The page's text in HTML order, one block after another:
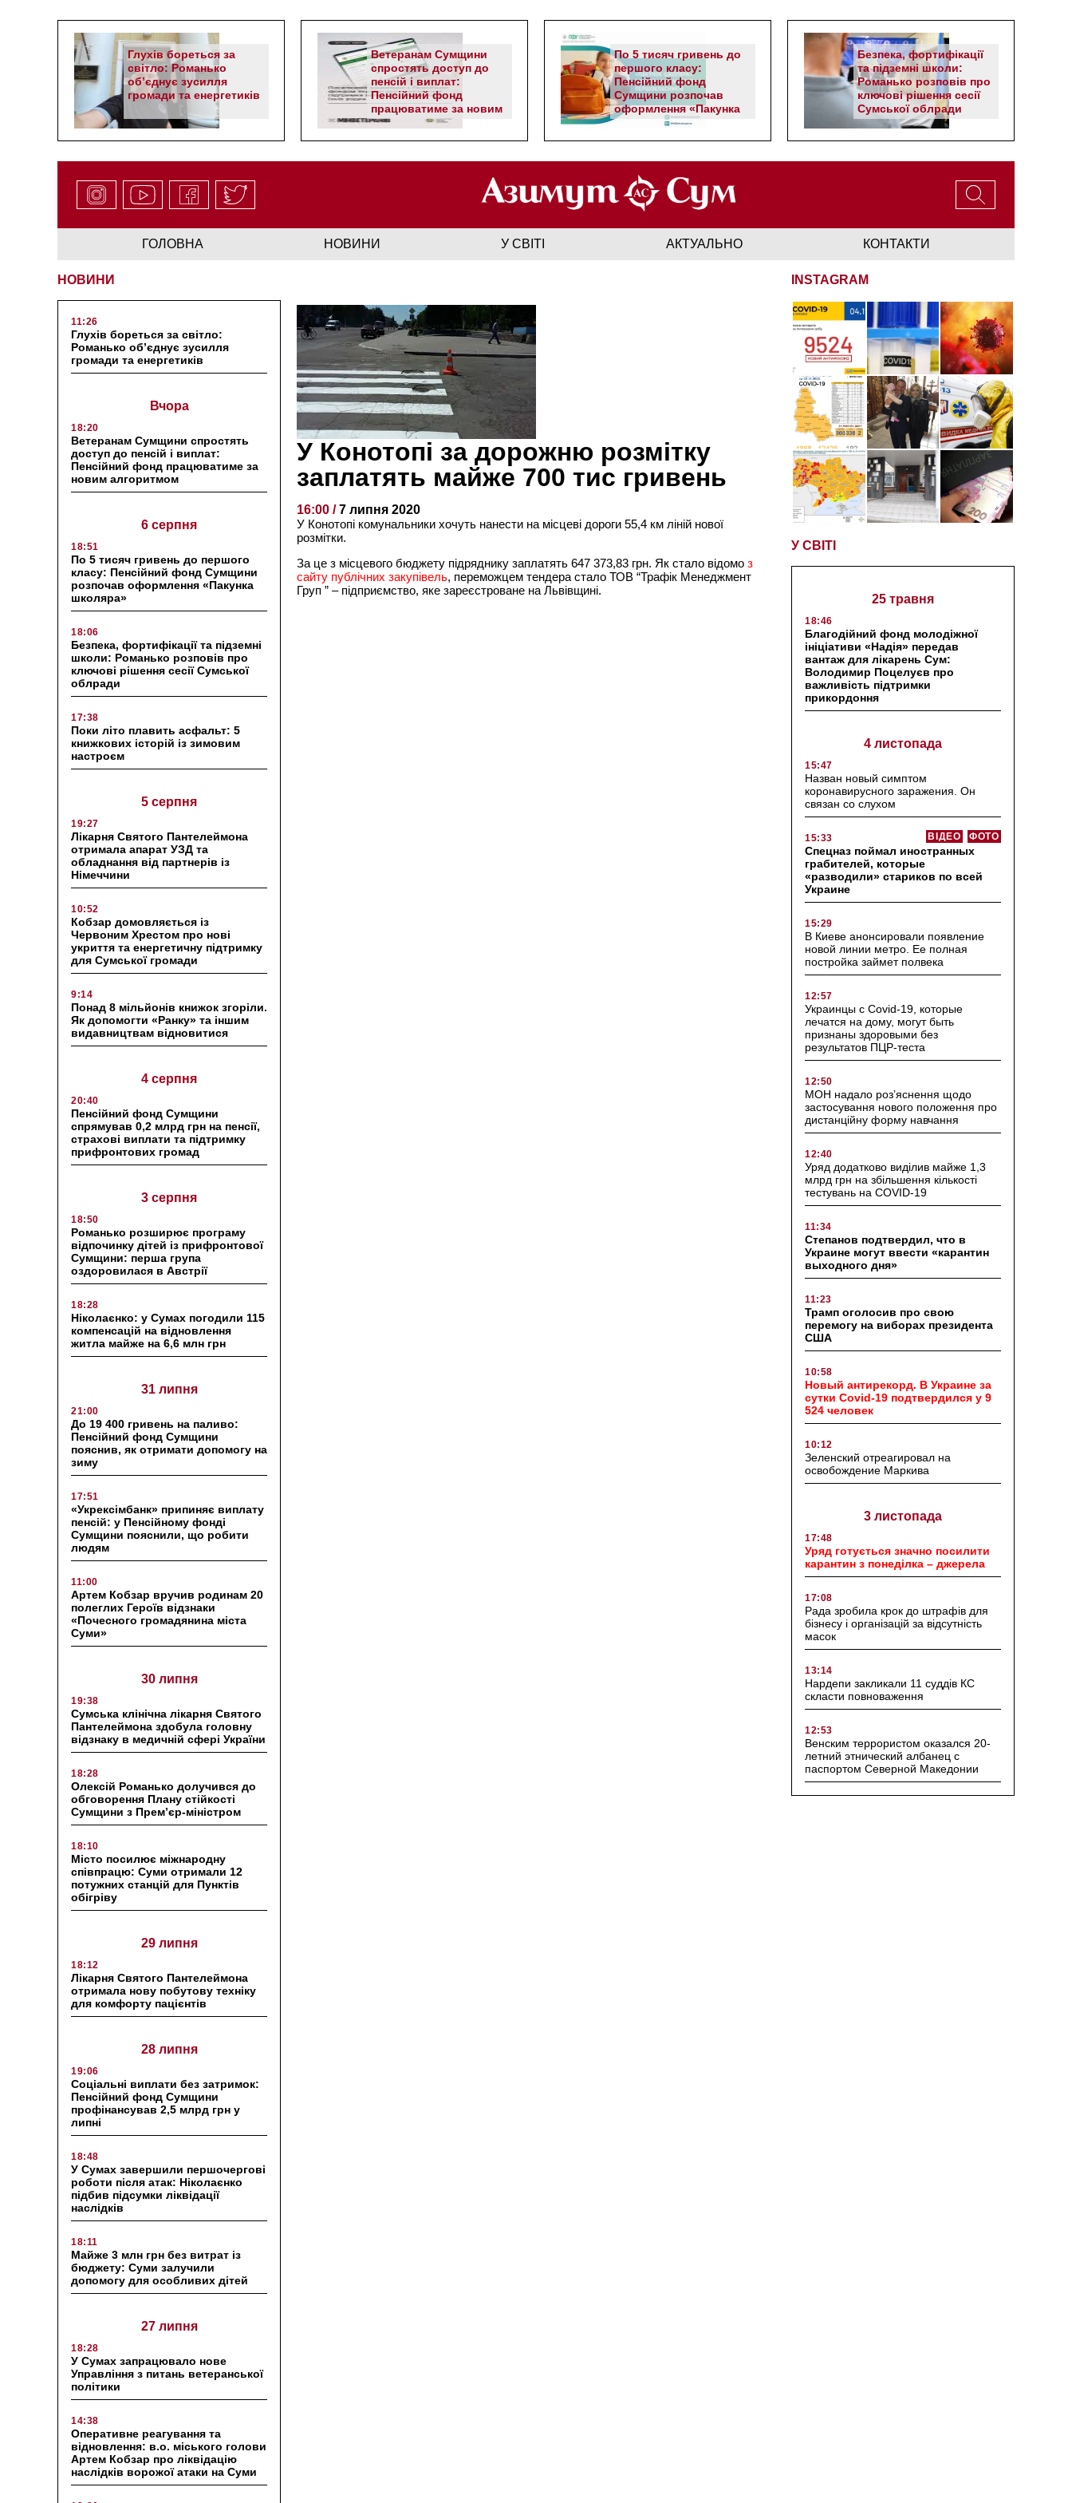
Глухів бореться за
світло: Романько
об’єднує зусилля
громади та енергетиків
Ветеранам Сумщини
спростять доступ до
пенсій і виплат:
Пенсійний фонд
працюватиме за новим
алгоритмом
По 5 тисяч гривень до
першого класу:
Пенсійний фонд
Сумщини розпочав
оформлення «Пакунка
школяра»
Безпека, фортифікації
та підземні школи:
Романько розповів про
ключові рішення сесії
Сумської облради
ГОЛОВНА НОВИНИ У СВІТІ АКТУАЛЬНО КОНТАКТИ
НОВИНИ
11:26
Глухів бореться за світло:
Романько об’єднує зусилля
громади та енергетиків
Вчора
18:20
Ветеранам Сумщини спростять
доступ до пенсій і виплат:
Пенсійний фонд працюватиме за
новим алгоритмом
6 серпня
18:51
По 5 тисяч гривень до першого
класу: Пенсійний фонд Сумщини
розпочав оформлення «Пакунка
школяра»
18:06
Безпека, фортифікації та підземні
школи: Романько розповів про
ключові рішення сесії Сумської
облради
17:38
Поки літо плавить асфальт: 5
книжкових історій із зимовим
настроєм
5 серпня
19:27
Лікарня Святого Пантелеймона
отримала апарат УЗД та
обладнання від партнерів із
Німеччини
10:52
Кобзар домовляється із
Червоним Хрестом про нові
укриття та енергетичну підтримку
для Сумської громади
9:14
Понад 8 мільйонів книжок згоріли.
Як допомогти «Ранку» та іншим
видавництвам відновитися
4 серпня
20:40
Пенсійний фонд Сумщини
спрямував 0,2 млрд грн на пенсії,
страхові виплати та підтримку
прифронтових громад
3 серпня
18:50
Романько розширює програму
відпочинку дітей із прифронтової
Сумщини: перша група
оздоровилася в Австрії
18:28
Ніколаєнко: у Сумах погодили 115
компенсацій на відновлення
житла майже на 6,6 млн грн
31 липня
21:00
До 19 400 гривень на паливо:
Пенсійний фонд Сумщини
пояснив, як отримати допомогу на
зиму
17:51
«Укрексімбанк» припиняє виплату
пенсій: у Пенсійному фонді
Сумщини пояснили, що робити
людям
11:00
Артем Кобзар вручив родинам 20
полеглих Героїв відзнаки
«Почесного громадянина міста
Суми»
30 липня
19:38
Сумська клінічна лікарня Святого
Пантелеймона здобула головну
відзнаку в медичній сфері України
18:28
Олексій Романько долучився до
обговорення Плану стійкості
Сумщини з Прем’єр-міністром
18:10
Місто посилює міжнародну
співпрацю: Суми отримали 12
потужних станцій для Пунктів
обігріву
29 липня
18:12
Лікарня Святого Пантелеймона
отримала нову побутову техніку
для комфорту пацієнтів
28 липня
19:06
Соціальні виплати без затримок:
Пенсійний фонд Сумщини
профінансував 2,5 млрд грн у
липні
18:48
У Сумах завершили першочергові
роботи після атак: Ніколаєнко
підбив підсумки ліквідації
наслідків
18:11
Майже 3 млн грн без витрат із
бюджету: Суми залучили
допомогу для особливих дітей
27 липня
18:28
У Сумах запрацювало нове
Управління з питань ветеранської
політики
14:38
Оперативне реагування та
відновлення: в.о. міського голови
Артем Кобзар про ліквідацію
наслідків ворожої атаки на Суми
У Конотопі за дорожню розмітку
заплатять майже 700 тис гривень
16:00 /7 липня 2020
У Конотопі комунальники хочуть нанести на місцеві дороги 55,4 км ліній нової
розмітки.
За це з місцевого бюджету підряднику заплатять 647 373,83 грн. Як стало відомо з
сайту публічних закупівель, переможцем тендера стало ТОВ “Трафік Менеджмент
Груп ” – підприємство, яке зареєстроване на Львівщині.
INSTAGRAM
У СВІТІ
25 травня
18:46
Благодійний фонд молодіжної
ініціативи «Надія» передав
вантаж для лікарень Сум:
Володимир Поцелуєв про
важливість підтримки
прикордоння
4 листопада
15:47
Назван новый симптом
коронавирусного заражения. Он
связан со слухом
15:33 ФОТО
ВІДЕО
Спецназ поймал иностранных
грабителей, которые
«разводили» стариков по всей
Украине
15:29
В Киеве анонсировали появление
новой линии метро. Ее полная
постройка займет полвека
12:57
Украинцы с Covid-19, которые
лечатся на дому, могут быть
признаны здоровыми без
результатов ПЦР-теста
12:50
МОН надало роз’яснення щодо
застосування нового положення про
дистанційну форму навчання
12:40
Уряд додатково виділив майже 1,3
млрд грн на збільшення кількості
тестувань на COVID-19
11:34
Степанов подтвердил, что в
Украине могут ввести «карантин
выходного дня»
11:23
Трамп оголосив про свою
перемогу на виборах президента
США
10:58
Новый антирекорд. В Украине за
сутки Covid-19 подтвердился у 9
524 человек
10:12
Зеленский отреагировал на
освобождение Маркива
3 листопада
17:48
Уряд готується значно посилити
карантин з понеділка – джерела
17:08
Рада зробила крок до штрафів для
бізнесу і організацій за відсутність
масок
13:14
Нардепи закликали 11 суддів КС
скласти повноваження
12:53
Венским террористом оказался 20-
летний этнический албанец с
паспортом Северной Македонии